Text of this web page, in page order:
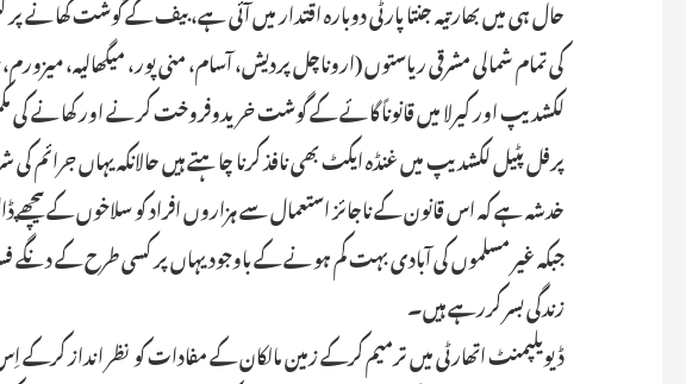
حال ہی میں بھارتیہ جنتا پارٹی دوبارہ اقتدار میں آئی ہے، بیف کے گوشت
کی تمام شمالی مشرقی ریاستوں (اروناچل پردیش، آسام، منی پور، میگھالیہ، میزورم،
لکشدیپ اور کیرلا میں قانوناً گائے کے گوشت خریدوفروخت کرنے اور کھانے
پرفل پٹیل لکشدیپ میں غنڈہ ایکٹ بھی نافذ کرنا چاہتے ہیں حالانکہ یہاں
جبکہ غیر مسلموں کی آبادی بہت کم ہونے کے باوجود یہاں پر کسی طرح کے
زندگی بسر کررہے ہیں۔
ڈیویلپمنٹ اتھارٹی میں ترمیم کرکے زمین مالکان کے مفادات کو نظر انداز کرکے